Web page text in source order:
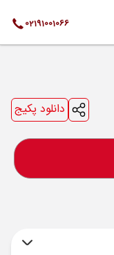
02191001066
دانلود پکیج